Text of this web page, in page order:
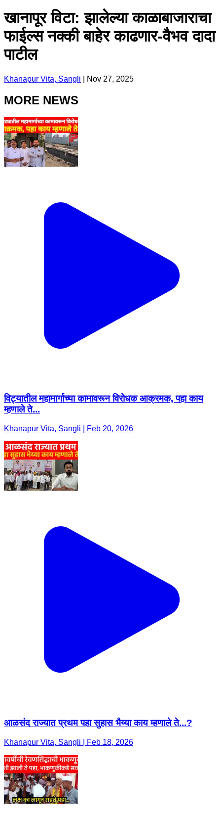
खानापूर विटा: झालेल्या काळाबाजाराचा
फाईल्स नक्की बाहेर काढणार-वैभव दादा
पाटील
Khanapur Vita, Sangli Nov 27, 2025
MORE NEWS
विट्यातील महामार्गाच्या कामावरून विरोधक आक्रमक, पहा काय
म्हणाले ते...
Khanapur Vita, Sangli | Feb 20, 2026
आळसंद राज्यात प्रथम पहा सुहास भैय्या काय म्हणाले ते...?
Khanapur Vita, Sangli | Feb 18, 2026